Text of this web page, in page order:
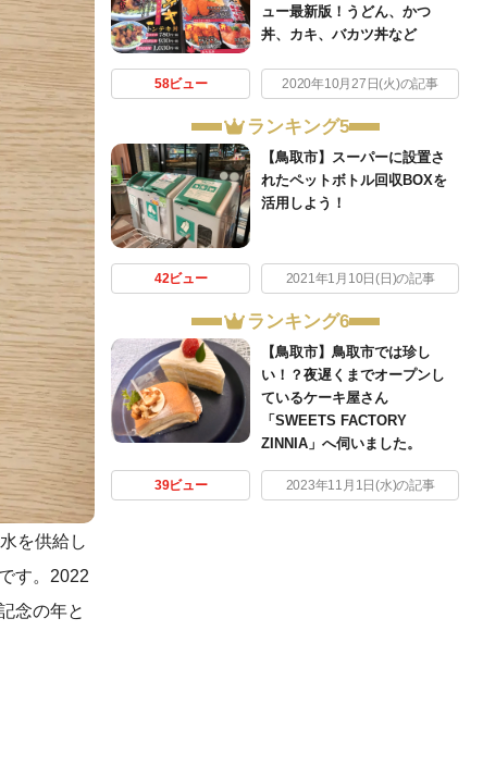
を供給し
す。2022
念の年と
ュー最新版！うどん、かつ
丼、カキ、バカツ丼など
58ビュー 2020年10月27日(火)の記事
ランキング5
【鳥取市】スーパーに設置さ
れたペットボトル回収BOXを
活用しよう！
42ビュー 2021年1月10日(日)の記事
ランキング6
【鳥取市】鳥取市では珍し
い！？夜遅くまでオープンし
ているケーキ屋さん
「SWEETS FACTORY
ZINNIA」へ伺いました。
39ビュー 2023年11月1日(水)の記事